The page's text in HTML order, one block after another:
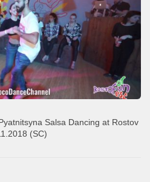
Salsa Dancing at Rostov
(SC)